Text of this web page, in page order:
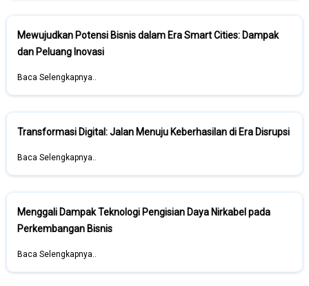
Mewujudkan Potensi Bisnis dalam Era Smart Cities: Dampak
dan Peluang Inovasi
Baca Selengkapnya..
Transformasi Digital: Jalan Menuju Keberhasilan di Era Disrupsi
Baca Selengkapnya..
Menggali Dampak Teknologi Pengisian Daya Nirkabel pada
Perkembangan Bisnis
Baca Selengkapnya..